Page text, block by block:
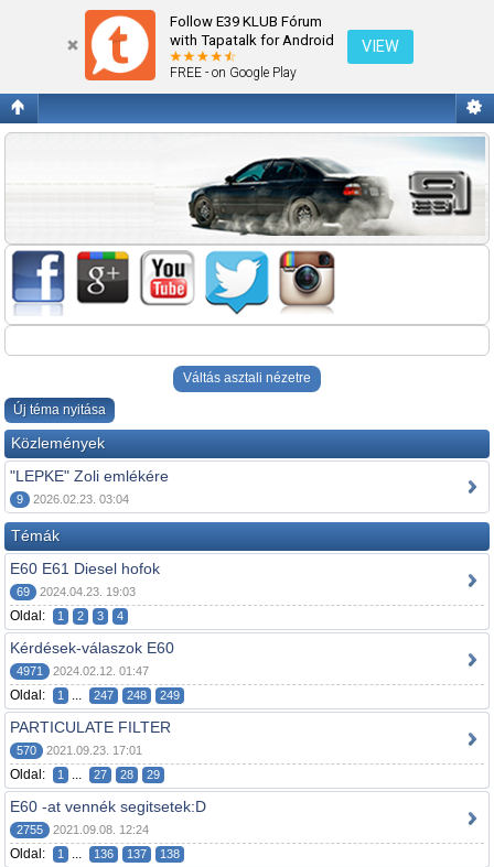
Follow E39 KLUB Fórum
with Tapatalk for Android
FREE - on Google Play
VIEW
E60/E61 2002-2010
Váltás asztali nézetre
Új téma nyitása
Közlemények
"LEPKE" Zoli emlékére
9 2026.02.23. 03:04
Témák
E60 E61 Diesel hofok
69 2024.04.23. 19:03
Oldal: 1 2 3 4
Kérdések-válaszok E60
4971 2024.02.12. 01:47
Oldal: 1 ... 247 248 249
PARTICULATE FILTER
570 2021.09.23. 17:01
Oldal: 1 ... 27 28 29
E60 -at vennék segitsetek:D
2755 2021.09.08. 12:24
Oldal: 1 ... 136 137 138